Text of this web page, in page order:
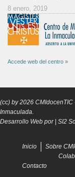
8 enero, 2019
Accede web del centro »
(cc) by2026 CMIdocenTIC
Inmaculada.
Desarrollo Web por | SI2
Inicio
Sobre
Contacto